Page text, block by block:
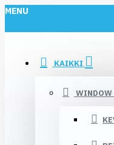
MENU
KAIKKI
WINDOW